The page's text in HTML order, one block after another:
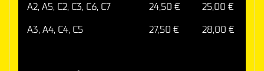
A2, A5, C2, C3, C6, C7
24,50 €
25,00 €
A3, A4, C4, C5
27,50 € 28,00 €